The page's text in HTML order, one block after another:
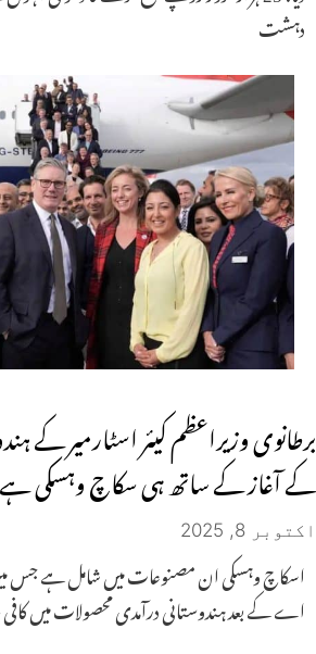
دہشت
برطانوی وزیراعظم کیئر اسٹارمیر
کے آغاز کے ساتھ ہی سکاچ وہسکی
اکتوبر 8, 2025
اسکاچ وہسکی ان مصنوعات میں شامل ہے جس
اے کے بعد ہندوستانی درآمدی محصولات میں